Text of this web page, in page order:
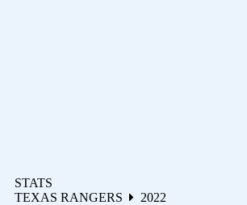
STATS
TEXAS RANGERS
2022